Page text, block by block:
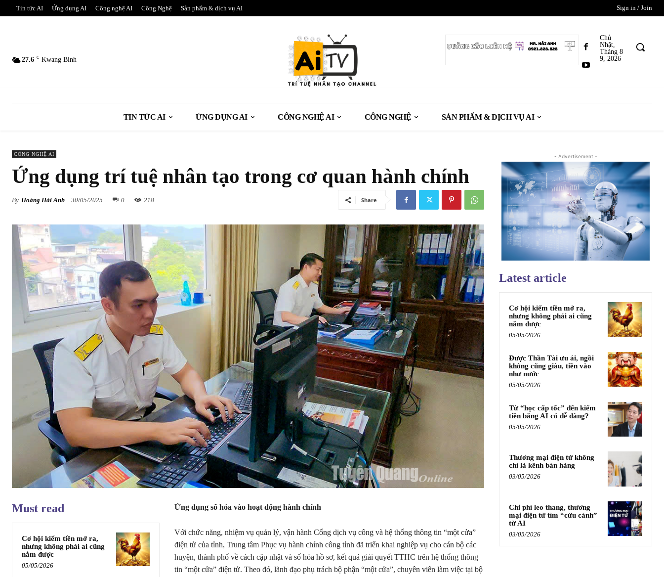
Tin tức AI Ứng dụng AI Công nghệ AI Công Nghệ Sản phẩm & dịch vụ AI Sign in / Join
27.6 C Kwang Binh
Chủ
Nhật,
Tháng 8
9, 2026
TIN TỨC AI ỨNG DỤNG AI CÔNG NGHỆ AI CÔNG NGHỆ SẢN PHẨM & DỊCH VỤ AI
CÔNG NGHỆ AI
Ứng dụng trí tuệ nhân tạo trong cơ quan hành chính
By Hoàng Hải Anh 30/05/2025 0 218 Share
Must read
Cơ hội kiếm tiền mở ra,
nhưng không phải ai cũng
nắm được
05/05/2026
Ứng dụng số hóa vào hoạt động hành chính
Với chức năng, nhiệm vụ quản lý, vận hành Cổng dịch vụ công và hệ thống thông tin “một cửa”
điện tử của tỉnh, Trung tâm Phục vụ hành chính công tỉnh đã triển khai nghiệp vụ cho cán bộ các
huyện, thành phố về cách cập nhật và số hóa hồ sơ, kết quả giải quyết TTHC trên hệ thống thông
tin “một cửa” điện tử. Theo đó, lãnh đạo phụ trách bộ phận “một cửa”, chuyên viên làm việc tại bộ
- Advertisement -
Latest article
Cơ hội kiếm tiền mở ra,
nhưng không phải ai cũng
nắm được
05/05/2026
Được Thần Tài ưu ái, ngồi
không cũng giàu, tiền vào
như nước
05/05/2026
Từ “học cấp tốc” đến kiếm
tiền bằng AI có dễ dàng?
05/05/2026
Thương mại điện tử không
chỉ là kênh bán hàng
03/05/2026
Chi phí leo thang, thương
mại điện tử tìm “cứu cánh”
từ AI
03/05/2026